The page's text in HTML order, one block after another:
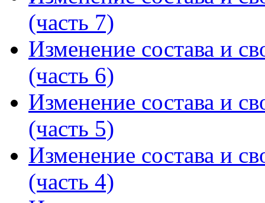
(часть 7)
Изменение состава и
(часть 6)
Изменение состава и
(часть 5)
Изменение состава и
(часть 4)